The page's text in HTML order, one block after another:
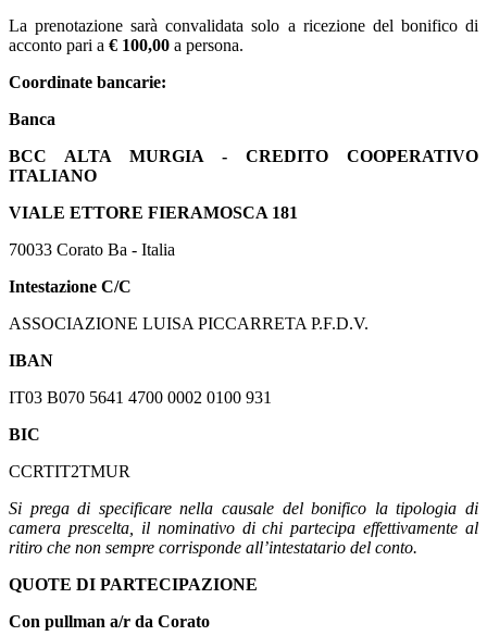
La prenotazione sarà convalidata solo a ricezione del bonifico di
acconto pari a € 100,00 a persona.
Coordinate bancarie:
Banca
BCC ALTA MURGIA - CREDITO COOPERATIVO
ITALIANO
VIALE ETTORE FIERAMOSCA 181
70033 Corato Ba - Italia
Intestazione C/C
ASSOCIAZIONE LUISA PICCARRETA P.F.D.V.
IBAN
IT03 B070 5641 4700 0002 0100 931
BIC
CCRTIT2TMUR
Si prega di specificare nella causale del bonifico la tipologia di
camera prescelta, il nominativo di chi partecipa effettivamente al
ritiro che non sempre corrisponde all’intestatario del conto.
QUOTE DI PARTECIPAZIONE
Con pullman a/r da Corato